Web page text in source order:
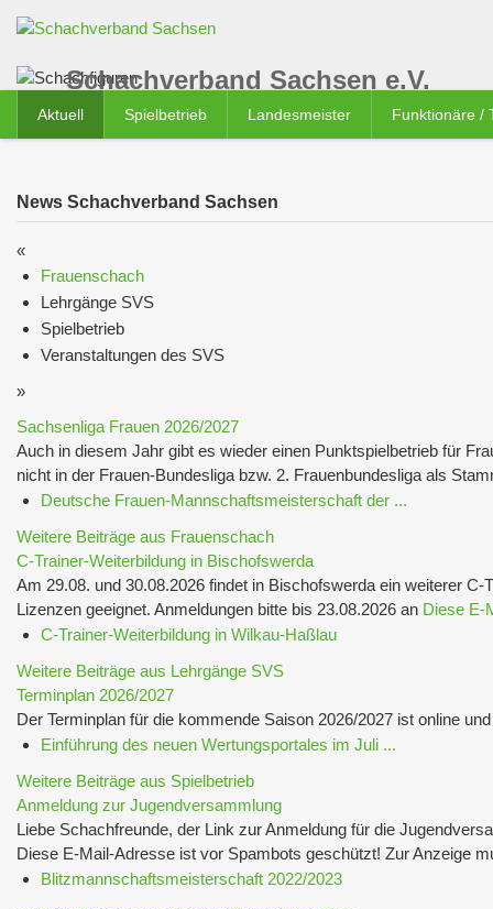
Schachverband Sachsen e.V.
Aktuell Spielbetrieb Landesmeister Funktionäre /
News Schachverband Sachsen
«
Frauenschach
Lehrgänge SVS
Spielbetrieb
Veranstaltungen des SVS
»
Sachsenliga Frauen 2026/2027
Auch in diesem Jahr gibt es wieder einen Punktspielbetrieb für
nicht in der Frauen-Bundesliga bzw. 2. Frauenbundesliga als
Deutsche Frauen-Mannschaftsmeisterschaft der ...
Weitere Beiträge aus Frauenschach
C-Trainer-Weiterbildung in Bischofswerda
Am 29.08. und 30.08.2026 findet in Bischofswerda ein weiterer
Lizenzen geeignet. Anmeldungen bitte bis 23.08.2026 an Diese E-
C-Trainer-Weiterbildung in Wilkau-Haßlau
Weitere Beiträge aus Lehrgänge SVS
Terminplan 2026/2027
Der Terminplan für die kommende Saison 2026/2027 ist online
Einführung des neuen Wertungsportales im Juli ...
Weitere Beiträge aus Spielbetrieb
Anmeldung zur Jugendversammlung
Liebe Schachfreunde, der Link zur Anmeldung für die
Diese E-Mail-Adresse ist vor Spambots geschützt! Zur Anzeige
Blitzmannschaftsmeisterschaft 2022/2023